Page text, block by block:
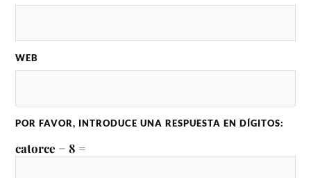
WEB
POR FAVOR, INTRODUCE UNA RESPUESTA EN DÍGITOS:
catorce − 8 =